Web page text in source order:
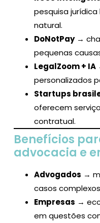
pesquisa
natural.
DoNotPay→
pequenas
LegalZoom + IA
personalizados
Startups
oferecem
contratual.
Benefícios
advocacia e
Advogados →
casos
Empresas →
em questões